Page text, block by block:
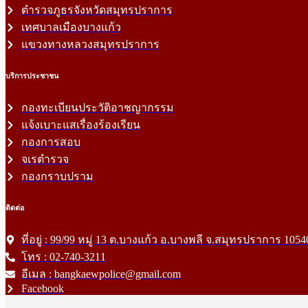
ตำรวจภูธรจังหวัดสมุทรปราการ
เทศบาลเมืองบางแก้ว
แขวงทางหลวงสมุทรปราการ
บริการประชาชน
กองทะเบียนประวัติอาชญากรรม
แจ้งเบาะแสเรื่องร้องเรียน
กองการสอบ
จเรตำรวจ
กองกราบปราม
ติดต่อ
ที่อยู่ : 99/99 หมู่ 13 ต.บางแก้ว อ.บางพลี จ.สมุทรปราการ
โทร : 02-740-3211
อีเมล : bangkaewpolice@gmail.com
Facebook